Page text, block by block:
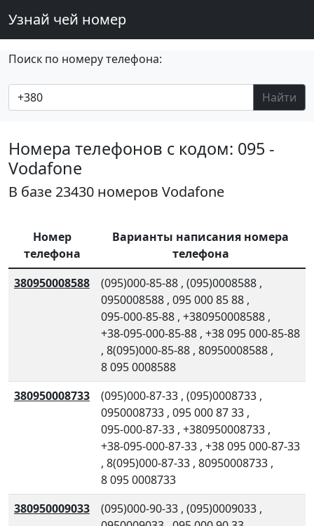
Узнай чей номер
Поиск по номеру телефона:
Найти
Номера телефонов с кодом: 095 -
Vodafone
В базе 23430 номеров Vodafone
Номер
телефона
Варианты написания номера
телефона
380950008588
(095)000-85-88 , (095)0008588 ,
0950008588 , 095 000 85 88 ,
095-000-85-88 , +380950008588 ,
+38-095-000-85-88 , +38 095 000-85-88
, 8(095)000-85-88 , 80950008588 ,
8 095 0008588
380950008733
(095)000-87-33 , (095)0008733 ,
0950008733 , 095 000 87 33 ,
095-000-87-33 , +380950008733 ,
+38-095-000-87-33 , +38 095 000-87-33
, 8(095)000-87-33 , 80950008733 ,
8 095 0008733
380950009033
(095)000-90-33 , (095)0009033 ,